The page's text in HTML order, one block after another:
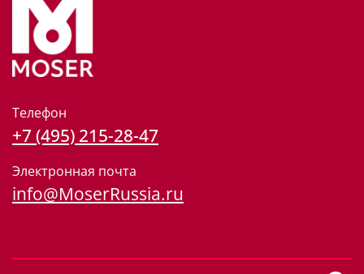
Телефон
+7 (495) 215-28-47
Электронная почта
info@MoserRussia.ru